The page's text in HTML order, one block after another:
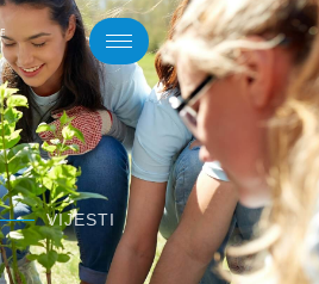
VIJESTI